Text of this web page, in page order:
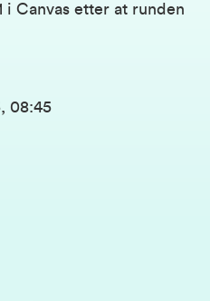
i Canvas etter at runden
08:45